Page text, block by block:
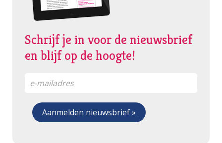
Schrijf je in voor de nieuwsbrief
en blijf op de hoogte!